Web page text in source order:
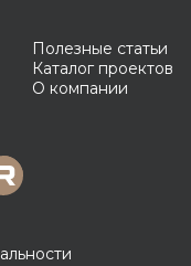
Полезные статьи
Каталог проектов
О компании